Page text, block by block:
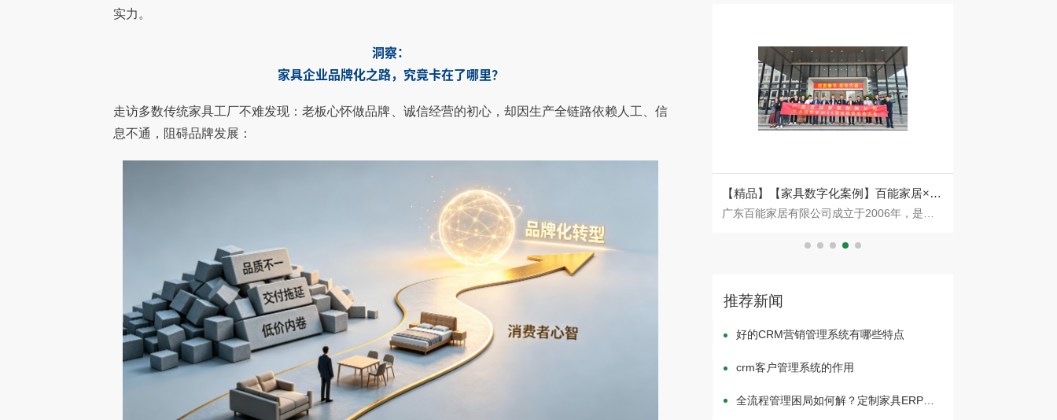
实力。
洞察：
家具企业品牌化之路， 究竟卡在了哪里？
走访多数传统家具工厂不难发现：老板心怀做品牌、诚信经营的初心，却因生产全链路依赖人工、信
息不通，阻碍品牌发展：
【家具数字化案例】戎马家具重磅引入永
戎马家具 戎马家具自2006年起深耕软体家具
制造领域，现已发展成为一家全球化高端家具
品牌。企业坐拥12万平方米现代化制造基地，
拥有超
【家具生产ERP案例】肇庆森芸家具生产
ERP数字化案例
广东永拓数字技术有限公司成功签约肇庆市森
芸汽车座椅科技有限公司铁艺家具ERP数字化
案例。肇庆市森芸汽车座椅科技有限公司成立
于2
【精品】【家具数字化案例】百能家居×永
拓数字：不锈钢橱柜头部品牌的数字化突
广东百能家居有限公司成立于2006年，是国
集设计、研发、生产、销售于一体，产品线已
推荐新闻
好的CRM营销管理系统有哪些特点
crm客户管理系统的作用
全流程管理困局如何解？定制家具ERP驱